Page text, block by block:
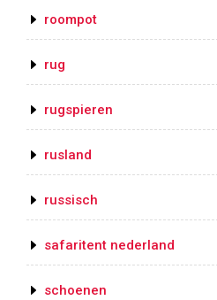
roompot
rug
rugspieren
rusland
russisch
safaritent nederland
schoenen